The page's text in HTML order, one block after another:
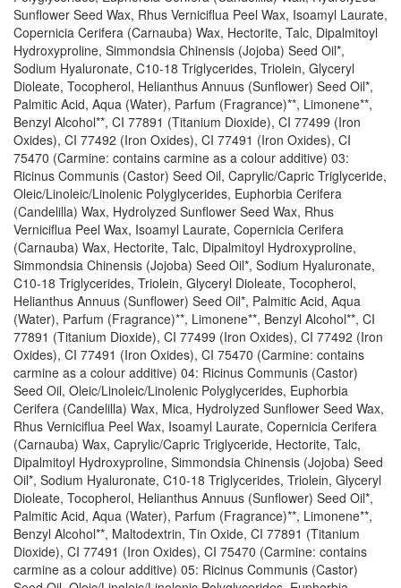
Sunflower Seed Wax, Rhus Verniciflua Peel Wax, Isoamyl Laurate,
Copernicia Cerifera (Carnauba) Wax, Hectorite, Talc, Dipalmitoyl
Hydroxyproline, Simmondsia Chinensis (Jojoba) Seed Oil*,
Sodium Hyaluronate, C10-18 Triglycerides, Triolein, Glyceryl
Dioleate, Tocopherol, Helianthus Annuus (Sunflower) Seed Oil*,
Palmitic Acid, Aqua (Water), Parfum (Fragrance)**, Limonene**,
Benzyl Alcohol**, CI 77891 (Titanium Dioxide), CI 77499 (Iron
Oxides), CI 77492 (Iron Oxides), CI 77491 (Iron Oxides), CI
75470 (Carmine: contains carmine as a colour additive) 03:
Ricinus Communis (Castor) Seed Oil, Caprylic/Capric Triglyceride,
Oleic/Linoleic/Linolenic Polyglycerides, Euphorbia Cerifera
(Candelilla) Wax, Hydrolyzed Sunflower Seed Wax, Rhus
Verniciflua Peel Wax, Isoamyl Laurate, Copernicia Cerifera
(Carnauba) Wax, Hectorite, Talc, Dipalmitoyl Hydroxyproline,
Simmondsia Chinensis (Jojoba) Seed Oil*, Sodium Hyaluronate,
C10-18 Triglycerides, Triolein, Glyceryl Dioleate, Tocopherol,
Helianthus Annuus (Sunflower) Seed Oil*, Palmitic Acid, Aqua
(Water), Parfum (Fragrance)**, Limonene**, Benzyl Alcohol**, CI
77891 (Titanium Dioxide), CI 77499 (Iron Oxides), CI 77492 (Iron
Oxides), CI 77491 (Iron Oxides), CI 75470 (Carmine: contains
carmine as a colour additive) 04: Ricinus Communis (Castor)
Seed Oil, Oleic/Linoleic/Linolenic Polyglycerides, Euphorbia
Cerifera (Candelilla) Wax, Mica, Hydrolyzed Sunflower Seed Wax,
Rhus Verniciflua Peel Wax, Isoamyl Laurate, Copernicia Cerifera
(Carnauba) Wax, Caprylic/Capric Triglyceride, Hectorite, Talc,
Dipalmitoyl Hydroxyproline, Simmondsia Chinensis (Jojoba) Seed
Oil*, Sodium Hyaluronate, C10-18 Triglycerides, Triolein, Glyceryl
Dioleate, Tocopherol, Helianthus Annuus (Sunflower) Seed Oil*,
Palmitic Acid, Aqua (Water), Parfum (Fragrance)**, Limonene**,
Benzyl Alcohol**, Maltodextrin, Tin Oxide, CI 77891 (Titanium
Dioxide), CI 77491 (Iron Oxides), CI 75470 (Carmine: contains
carmine as a colour additive) 05: Ricinus Communis (Castor)